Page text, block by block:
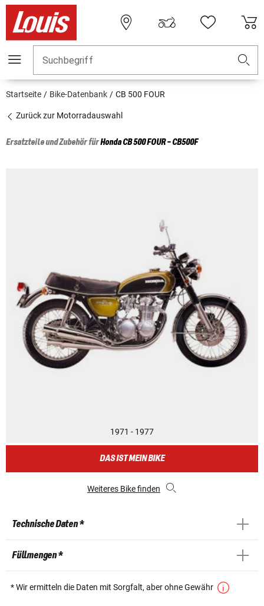
Suchbegriff
Startseite Bike-Datenbank CB 500 FOUR
Zurück zur Motorradauswahl
Ersatzteile und Zubehör fürHondaCB 500 FOUR - CB500F
1971 - 1977
DAS IST MEIN BIKE
Weiteres Bike finden
Technische Daten *
Füllmengen *
* Wir ermitteln die Daten mit Sorgfalt, aber ohne Gewähr